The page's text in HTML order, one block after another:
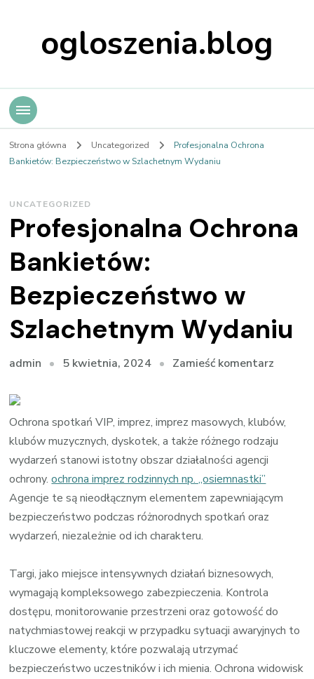
ogloszenia.blog
Strona główna Uncategorized
Profesjonalna Ochrona
Bankietów: Bezpieczeństwo w Szlachetnym Wydaniu
UNCATEGORIZED
Profesjonalna Ochrona
Bankietów:
Bezpieczeństwo w
Szlachetnym Wydaniu
admin 5 kwietnia, 2024 Zamieść komentarz
Ochrona spotkań VIP, imprez, imprez masowych, klubów,
klubów muzycznych, dyskotek, a także różnego rodzaju
wydarzeń stanowi istotny obszar działalności agencji
ochrony.ochrona imprez rodzinnych np. ,,osiemnastki”
Agencje te są nieodłącznym elementem zapewniającym
bezpieczeństwo podczas różnorodnych spotkań oraz
wydarzeń, niezależnie od ich charakteru.
Targi, jako miejsce intensywnych działań biznesowych,
wymagają kompleksowego zabezpieczenia. Kontrola
dostępu, monitorowanie przestrzeni oraz gotowość do
natychmiastowej reakcji w przypadku sytuacji awaryjnych to
kluczowe elementy, które pozwalają utrzymać
bezpieczeństwo uczestników i ich mienia. Ochrona widowisk